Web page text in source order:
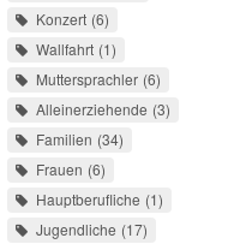
Konzert 6
Wallfahrt 1
Muttersprachler 6
Alleinerziehende 3
Familien 34
Frauen 6
Hauptberufliche 1
Jugendliche 17